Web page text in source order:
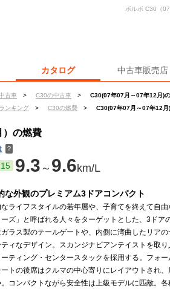
カタログ 中古車販売店
古車 > C30の中古車 >
C30(07年07月～07年12月)
ンキング > C30の燃費 > C30(07年07月～07年12月
ボルボ C30（
）の燃費
？
9.3 ～ 9.6km/L
な外観のプレミアム3ドアコンパクト
ライフスタイルの若年層や、子育てを終えて自
ズ」と呼ばれる人々をターゲットとした、3ドア
ラス製のテールゲートや、内側に湾曲したリア
ィなデザイン。スカンジナビアンテイストを取
ーティング・センタースタックを採用する。フォ
ートの後席はクルマの中心寄りにレイアウトされ
コンパクトながら安全性は上級モデルに匹敵。各